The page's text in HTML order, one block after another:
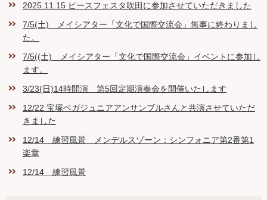
2025.11.15 ピースフェスタ吹田に参加させていただきました
7/5(土) メイシアター「文化で国際交流会」無事に終わりまし
た。
7/5((土) メイシアター「文化で国際交流会」イベントに参加し
ます。
3/23(日)14時開演 第5回定期演奏会を開催いたします
12/22 宝塚ベガジュニアアンサンブルさんと共演させていただ
きました
12/14 練習風景 メンデルスゾーン：シンフォニア第2番第1
楽章
12/14 練習風景